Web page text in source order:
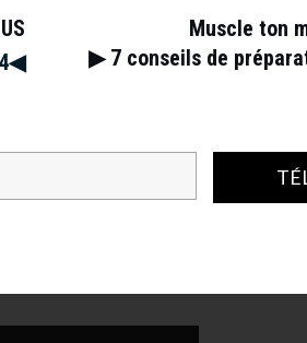
Muscle ton
▶︎ 7 conseils de